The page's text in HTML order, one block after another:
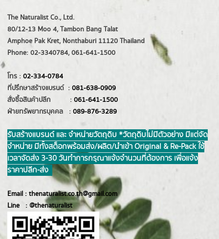
The Naturalist Co., Ltd.
80/12-13 Moo 4, Tambon Bang Talat
Amphoe Pak Kret, Nonthaburi 11120 Thailand
Phone: 02-3340784, 061-641-1500
โทร : 02-334-0784
ที่ปรึกษาสร้างแบรนด์ : 081-638-0909
สั่งซื้อสินค้าปลีก : 061-641-1500
ฝ่ายทรัพยากรบุคคล : 089-876-3289
รับสร้างแบรนด์ และ จำหน่ายวัตถุดิบ *วัตถุดิบไม่มีตัวอย่าง มีแต่จัด
จำหน่าย มีทั้งสต็อกพร้อมส่ง/ผลิต/นำเข้า Original & Re-Pack ใช้
เวลาจัดส่ง 3-30 วันทำการ กรุณาแจ้งจำนวนที่ต้องการ เพื่อแจ้ง
ราคาปลีก-ส่ง
Email : thenaturalist.co.th@gmail.com
Line : @thenaturalist